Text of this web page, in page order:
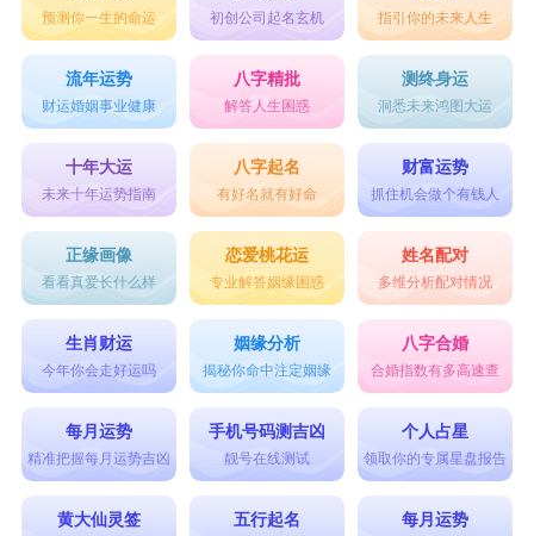
预测你一生的命运 初创公司起名玄机 指引你的未来人生
流年运势
财运婚姻事业健康
八字精批
解答人生困惑
测终身运
洞悉未来鸿图大运
十年大运
未来十年运势指南
八字起名
有好名就有好命
财富运势
抓住机会做个有钱人
正缘画像
看看真爱长什么样
恋爱桃花运
专业解答姻缘困惑
姓名配对
多维分析配对情况
生肖财运
今年你会走好运吗
姻缘分析
揭秘你命中注定姻缘
八字合婚
合婚指数有多高速查
每月运势
精准把握每月运势吉凶
手机号码测吉凶
靓号在线测试
个人占星
领取你的专属星盘报告
黄大仙灵签 五行起名 每月运势